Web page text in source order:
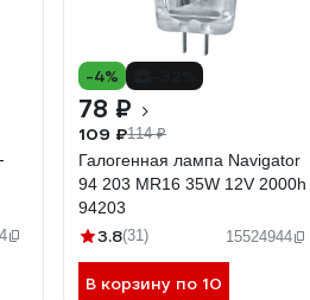
-4%
78 ₽
109 ₽114 ₽
Галогенная лампа Navigator
94 203 MR16 35W 12V 2000h
94203
3.8(31) 15524944
В корзину по 10